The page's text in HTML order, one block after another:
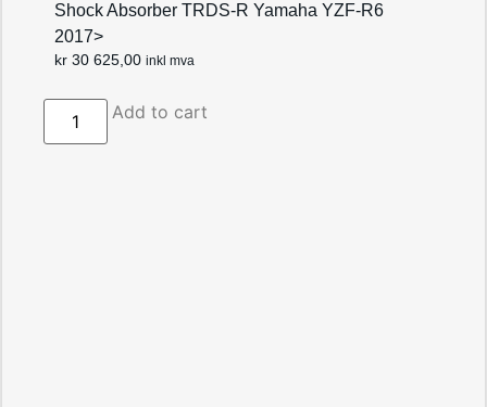
Shock Absorber TRDS-R Yamaha YZF-R6
2017>
kr 30 625,00 inkl mva
Add to cart